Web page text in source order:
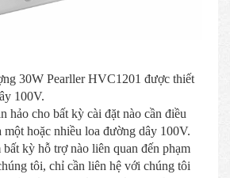
30W Pearller HVC1201 được thiết
100V.
hảo cho bất kỳ cài đặt nào cần điều
hoặc nhiều loa đường dây 100V.
bất kỳ hỗ trợ nào liên quan đến phạm
tôi, chỉ cần liên hệ với chúng tôi